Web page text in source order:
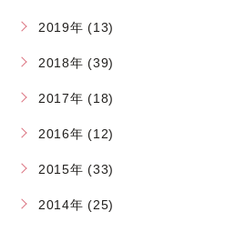
2019年 (13)
2018年 (39)
2017年 (18)
2016年 (12)
2015年 (33)
2014年 (25)